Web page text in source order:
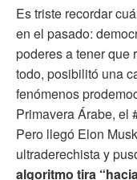
Es triste recordar
en el pasado:
poderes a tener que
todo, posibilitó una
fenómenos
Primavera Árabe, el
Pero llegó Elon
ultraderechista y
algoritmo tira